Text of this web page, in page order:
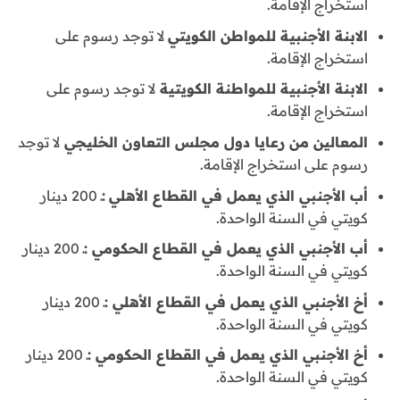
استخراج الإقامة.
الابنة الأجنبية للمواطن الكويتيلا توجد رسوم على
استخراج الإقامة.
الابنة الأجنبية للمواطنة الكويتية لا توجد رسوم على
استخراج الإقامة.
المعالين من رعايا دول مجلس التعاون الخليجي لا توجد
رسوم على استخراج الإقامة.
أب الأجنبي الذي يعمل في القطاع الأهلي :ـ
200 دينار
كويتي في السنة الواحدة.
أب الأجنبي الذي يعمل في القطاع الحكومي :ـ
200 دينار
كويتي في السنة الواحدة.
أخ الأجنبي الذي يعمل في القطاع الأهلي :ـ
200 دينار
كويتي في السنة الواحدة.
أخ الأجنبي الذي يعمل في القطاع الحكومي :ـ
200 دينار
كويتي في السنة الواحدة.